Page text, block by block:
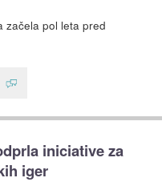
začela pol leta pred
iniciative za
iger